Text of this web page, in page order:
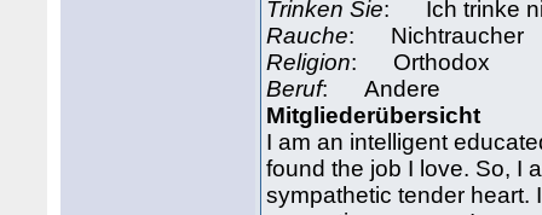
Trinken Sie: Ich trinke
Rauche: Nichtraucher
Religion: Orthodox
Beruf: Andere
Mitgliederübersicht
I am an intelligent
found the job I love. So, I
sympathetic tender heart.